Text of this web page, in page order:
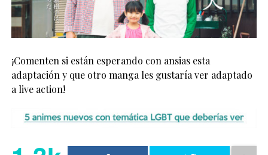
¡Comenten si están esperando con ansias esta
adaptación y que otro manga les gustaría ver adaptado
a live action!